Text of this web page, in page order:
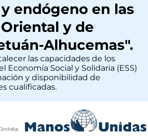
endógeno en las
y de
Alhucemas".
las capacidades de los
Economía Social y Solidaria (ESS)
y disponibilidad de
cualificadas.